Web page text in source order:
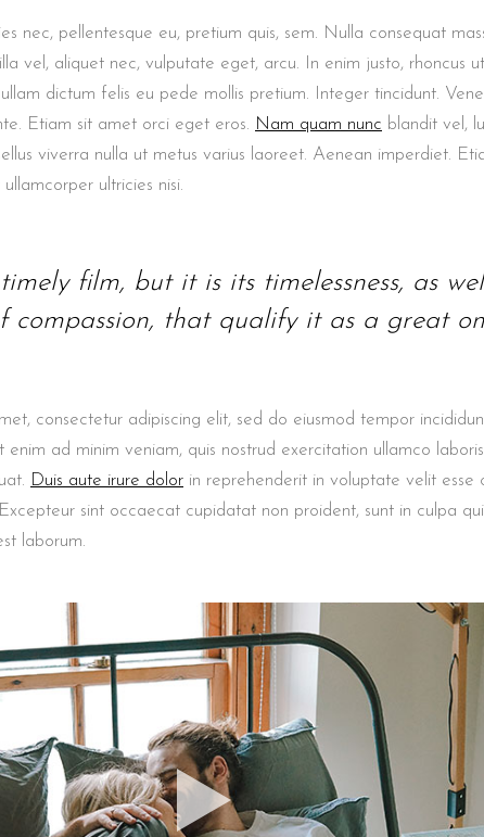
nec, pellentesque eu, pretium quis, sem. Nulla consequat
vel, aliquet nec, vulputate eget, arcu. In enim justo, rhoncus
dictum felis eu pede mollis pretium. Integer tincidunt.
Etiam sit amet orci eget eros. Nam quam nunc blandit vel,
viverra nulla ut metus varius laoreet. Aenean imperdiet.
ultricies nisi.
film, but it is its timelessness, as
compassion, that qualify it as a great
consectetur adipiscing elit, sed do eiusmod tempor
ad minim veniam, quis nostrud exercitation ullamco
Duis aute irure dolor in reprehenderit in voluptate velit esse
sint occaecat cupidatat non proident, sunt in culpa
laborum.